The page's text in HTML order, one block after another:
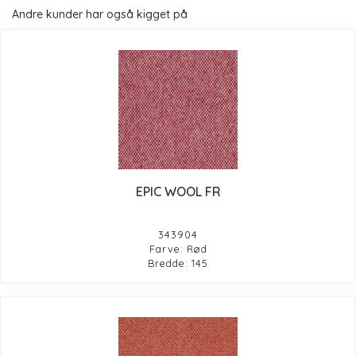
Andre kunder har også kigget på
EPIC WOOL FR
343904
Farve: Rød
Bredde: 145